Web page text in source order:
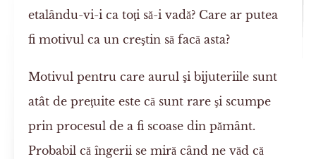
etalându-vi-i ca toţi să-i vadă? Care ar putea
fi motivul ca un creştin să facă asta?
Motivul pentru care aurul şi bijuteriile sunt
atât de preţuite este că sunt rare şi scumpe
prin procesul de a fi scoase din pământ.
Probabil că îngerii se miră când ne văd că